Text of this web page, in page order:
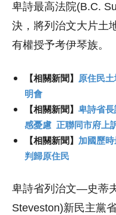
卑詩最高法院(B.C.
決，將列治文大片土
有權授予考伊琴族。
【相關新聞】 原住民
明會
【相關新聞】 卑詩省
感憂慮 正聯同市府上
【相關新聞】 加國歷
判歸原住民
卑詩省列治文—史蒂
Steveston)新民主黨